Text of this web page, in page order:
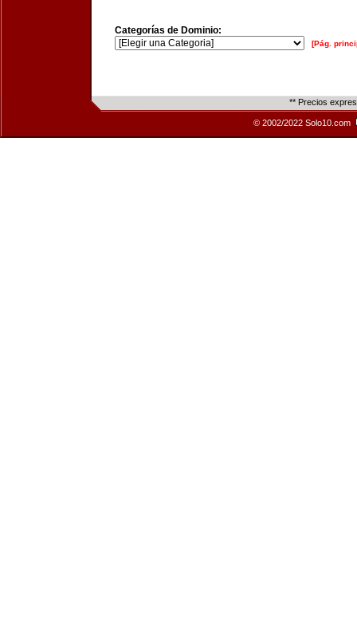
Categorías de Dominio:
[Pág.
** Precios
© 2002/2022 Solo10.com